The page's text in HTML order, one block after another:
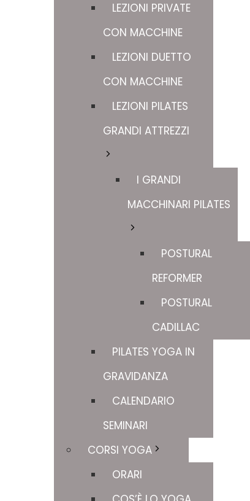
LEZIONI PRIVATE
CON MACCHINE
LEZIONI DUETTO
CON MACCHINE
LEZIONI PILATES
GRANDI ATTREZZI
I GRANDI
MACCHINARI PILATES
POSTURAL
REFORMER
POSTURAL
CADILLAC
PILATES YOGA IN
GRAVIDANZA
CALENDARIO
SEMINARI
CORSI YOGA
ORARI